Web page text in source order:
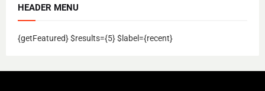
HEADER MENU
{getFeatured} $results={5} $label={recent}